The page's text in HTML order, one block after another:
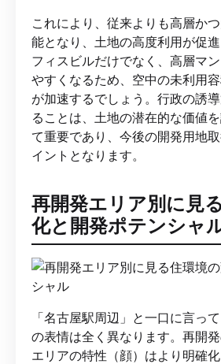
これにより、従来よりも高層か
能となり、土地の高度利用が促
フィスビルだけでなく、高層マ
やすくなるため、空中の未利用
が加速するでしょう。行政の誘
ることは、土地の潜在的な価値
て重要であり、今後の開発用地
イントとなります。
再開発エリア別に見
化と開発ポテンシャ
「名古屋駅周辺」と一口に言っ
の表情は全く異なります。再開
エリアの特性（顔）はより明確